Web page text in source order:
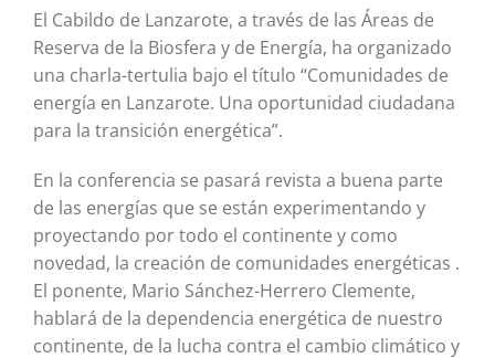
El Cabildo de Lanzarote, a través de las Áreas de
Reserva de la Biosfera y de Energía, ha organizado
una charla-tertulia bajo el título “Comunidades de
energía en Lanzarote. Una oportunidad ciudadana
para la transición energética”.
En la conferencia se pasará revista a buena parte
de las energías que se están experimentando y
proyectando por todo el continente y como
novedad, la creación de comunidades energéticas .
El ponente, Mario Sánchez-Herrero Clemente,
hablará de la dependencia energética de nuestro
continente, de la lucha contra el cambio climático y